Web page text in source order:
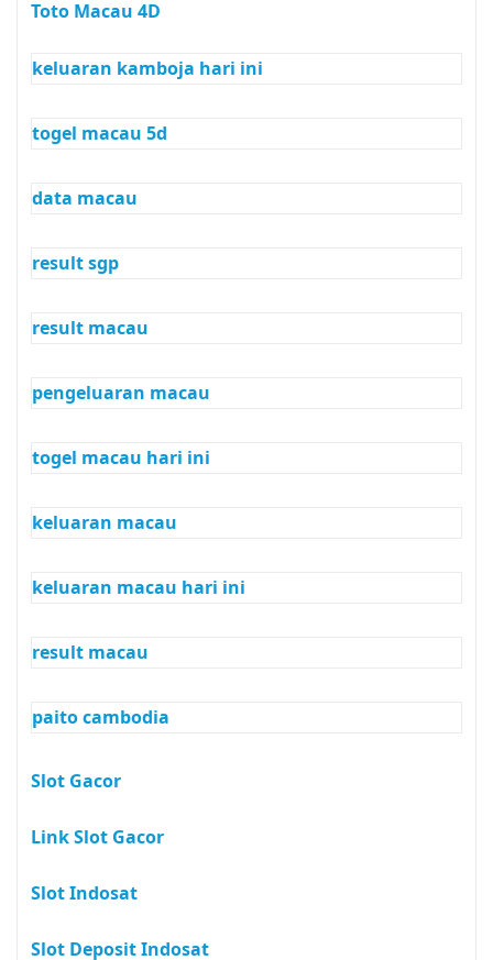
Toto Macau 4D
keluaran kamboja hari ini
togel macau 5d
data macau
result sgp
result macau
pengeluaran macau
togel macau hari ini
keluaran macau
keluaran macau hari ini
result macau
paito cambodia
Slot Gacor
Link Slot Gacor
Slot Indosat
Slot Deposit Indosat